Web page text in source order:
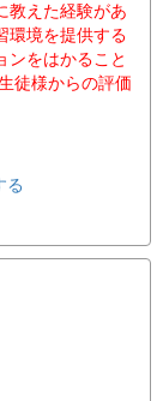
教えた経験があ
環境を提供する
ンをはかること
徒様からの評価
る